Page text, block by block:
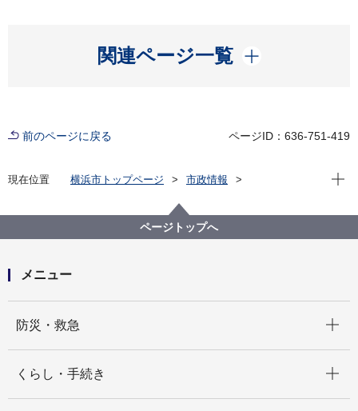
関連ページ一覧
開く
前のページに戻る ページID：636-751-419
現在位置 横浜市トップページ
市政情報
政策経営・国際戦略局
【記者発表】横浜の“音のシンボル”「サウンドロゴ」を
新たに制作 令和５年４月から横浜市営バス約800台な
現在
ページトップへ
メニュー
防災・救急
くらし・手続き